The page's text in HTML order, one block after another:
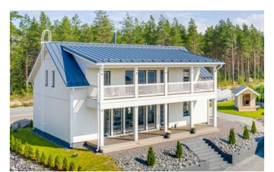
Upea yli 200-sivuinen talokirja!
Tilaa esite